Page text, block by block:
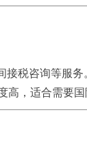
税咨询等服
，适合需要国